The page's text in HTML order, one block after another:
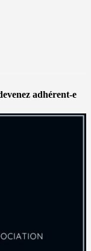
adhérent-e